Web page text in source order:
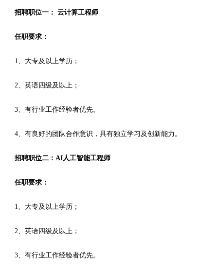
招聘职位一： 云计算工程师
任职要求：
1、大专及以上学历；
2、英语四级及以上；
3、有行业工作经验者优先。
4、有良好的团队合作意识，具有独立学习及创新能力。
招聘职位二：AI人工智能工程师
任职要求：
1、大专及以上学历；
2、英语四级及以上；
3、有行业工作经验者优先。